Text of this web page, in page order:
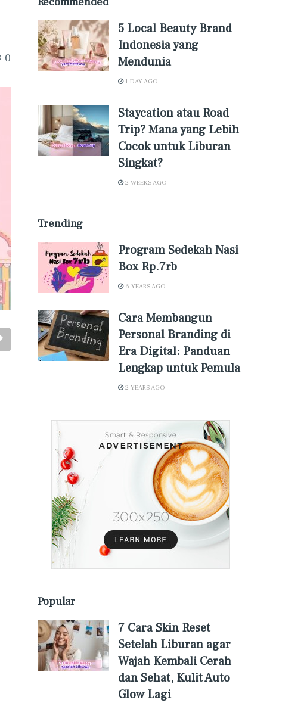
0
5 Local Beauty Brand
Indonesia yang
Mendunia
1 DAY AGO
Staycation atau Road
Trip? Mana yang Lebih
Cocok untuk Liburan
Singkat?
2 WEEKS AGO
Trending
Program Sedekah Nasi
Box Rp.7rb
6 YEARS AGO
Cara Membangun
Personal Branding di
Era Digital: Panduan
Lengkap untuk Pemula
2 YEARS AGO
Popular
7 Cara Skin Reset
Setelah Liburan agar
Wajah Kembali Cerah
dan Sehat, Kulit Auto
Glow Lagi